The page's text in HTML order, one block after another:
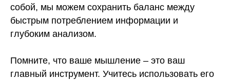
собой, мы можем сохранить баланс между
быстрым потреблением информации и
глубоким анализом.
Помните, что ваше мышление – это ваш
главный инструмент. Учитесь использовать его